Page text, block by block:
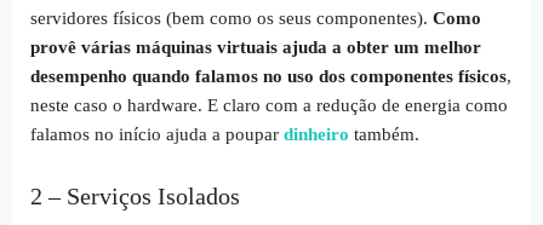
servidores físicos (bem como os seus componentes). Como
provê várias máquinas virtuais ajuda a obter um melhor
desempenho quando falamos no uso dos componentes físicos,
neste caso o hardware. E claro com a redução de energia como
falamos no início ajuda a poupar dinheiro também.
2 – Serviços Isolados